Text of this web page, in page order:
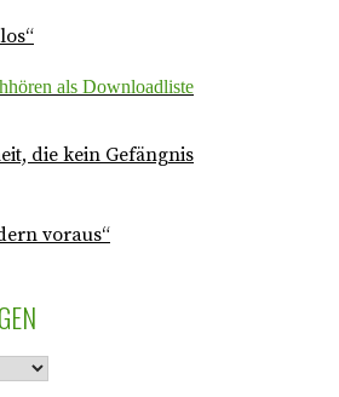
als Downloadliste
die kein Gefängnis
voraus“